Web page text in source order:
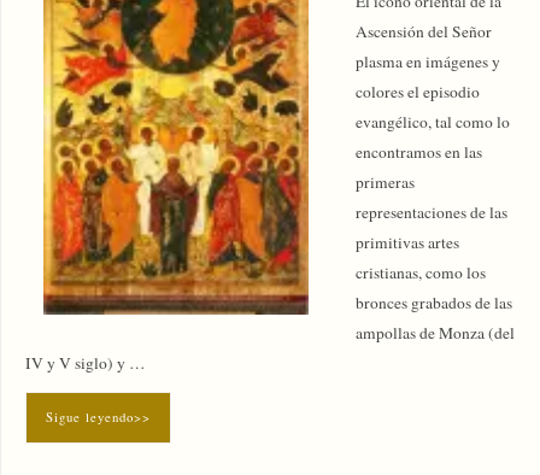
Ascensión del Señor
plasma en imágenes y
colores el episodio
evangélico, tal como lo
encontramos en las
primeras
representaciones de las
primitivas artes
cristianas, como los
bronces grabados de las
ampollas de Monza (del
IV y V siglo) y …
Sigue leyendo>>